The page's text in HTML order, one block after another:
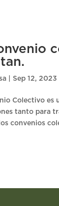
Sep 12, 2023
Colectivo
tanto para
convenios